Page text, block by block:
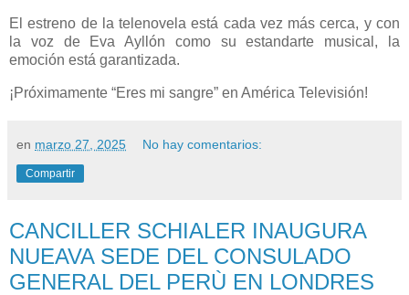
El estreno de la telenovela está cada vez más cerca, y con
la voz de Eva Ayllón como su estandarte musical, la
emoción está garantizada.
¡Próximamente “Eres mi sangre” en América Televisión!
en marzo 27, 2025 No hay comentarios:
Compartir
CANCILLER SCHIALER INAUGURA
NUEAVA SEDE DEL CONSULADO
GENERAL DEL PERÙ EN LONDRES